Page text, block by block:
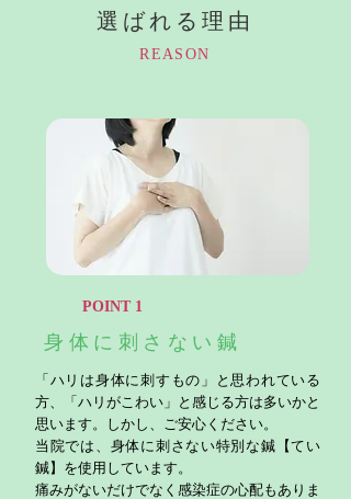
選ばれる理由
REASON
​POINT 1
身体に刺さない鍼
「ハリは身体に刺すもの」と思われている
方、「ハリがこわい」と感じる方は多いかと
思います。しかし、ご安心ください。
当院では、身体に刺さない特別な鍼【てい
鍼】を使用しています。
痛みがないだけでなく感染症の心配もありま